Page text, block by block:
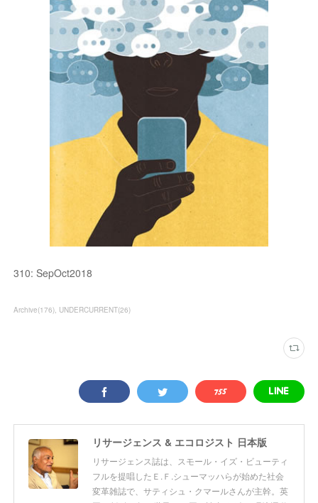
310: SepOct2018
Archive(176) UNDERCURRENT(26)
リサージェンス & エコロジスト 日本版
リサージェンス誌は、スモール・イズ・ビューティ
フルを提唱したＥ.Ｆ.シューマッハらが始めた社会
変革雑誌で、サティシュ・クマールさんが主幹。英